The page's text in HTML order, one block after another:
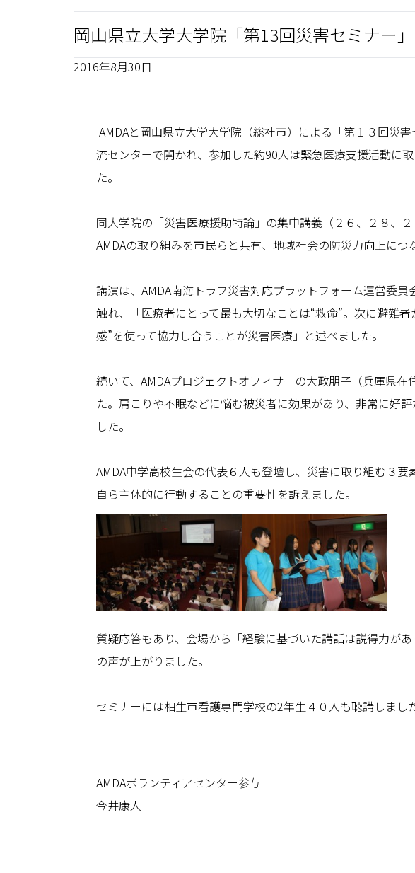
岡山県立大学大学院「第13回災害セミナー
2016年8月30日
AMDAと岡山県立大学大学院（総社市）による「第１３回災
流センターで開かれ、参加した約90人は緊急医療支援活動に
た。
同大学院の「災害医療援助特論」の集中講義（２６、２８、
AMDAの取り組みを市民らと共有、地域社会の防災力向上につ
講演は、AMDA南海トラフ災害対応プラットフォーム運営委
触れ、「医療者にとって最も大切なことは“救命”。次に避難
感”を使って協力し合うことが災害医療」と述べました。
続いて、AMDAプロジェクトオフィサーの大政朋子（兵庫県
た。肩こりや不眠などに悩む被災者に効果があり、非常に好
した。
AMDA中学高校生会の代表６人も登壇し、災害に取り組む３
自ら主体的に行動することの重要性を訴えました。
質疑応答もあり、会場から「経験に基づいた講話は説得力が
の声が上がりました。
セミナーには相生市看護専門学校の2年生４０人も聴講しまし
AMDAボランティアセンター参与
今井康人